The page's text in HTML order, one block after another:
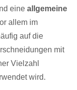
eine allgemeine
allem im
auf die
mit
Vielzahl
wird.